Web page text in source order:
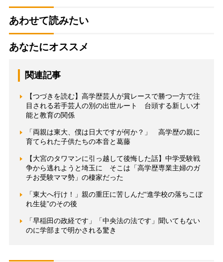
あわせて読みたい
あなたにオススメ
関連記事
【つづきを読む】高学歴芸人が賞レースで勝つ一方で注
目される若手芸人の別の出世ルート 台頭する新しい才
能と教育の関係
「両親は東大、僕は日大ですが何か？」 高学歴の親に
育てられた子供たちの本音と葛藤
【大宮のタワマンに引っ越して後悔した話】中学受験戦
争から逃れようと埼玉に そこは「高学歴専業主婦のガ
チお受験ママ勢」の棲家だった
「東大へ行け！」親の重圧に苦しんだ“進学校の落ちこぼ
れ生徒”のその後
「早稲田の政経です」「中央法の法です」聞いてもない
のに学部まで明かされる驚き